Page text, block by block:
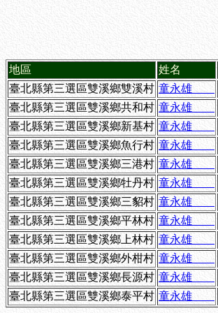
地區 姓名
臺北縣第三選區雙溪鄉雙溪村 童永雄
臺北縣第三選區雙溪鄉共和村 童永雄
臺北縣第三選區雙溪鄉新基村 童永雄
臺北縣第三選區雙溪鄉魚行村 童永雄
臺北縣第三選區雙溪鄉三港村 童永雄
臺北縣第三選區雙溪鄉牡丹村 童永雄
臺北縣第三選區雙溪鄉三貂村 童永雄
臺北縣第三選區雙溪鄉平林村 童永雄
臺北縣第三選區雙溪鄉上林村 童永雄
臺北縣第三選區雙溪鄉外柑村 童永雄
臺北縣第三選區雙溪鄉長源村 童永雄
臺北縣第三選區雙溪鄉泰平村 童永雄